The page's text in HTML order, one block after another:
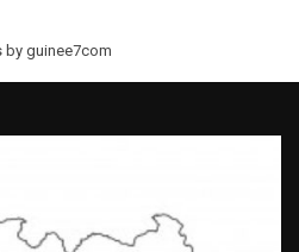
by guinee7com